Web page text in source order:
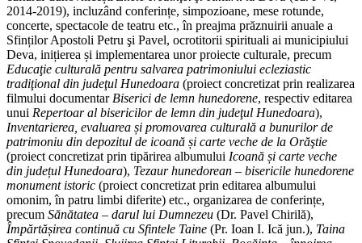
2014-2019), incluzând conferințe, simpozioane, mese rotunde,
concerte, spectacole de teatru etc., în preajma prăznuirii anuale a
Sfinților Apostoli Petru şi Pavel, ocrotitorii spirituali ai municipiului
Deva, inițierea și implementarea unor proiecte culturale, precum
Educaţie culturală pentru salvarea patrimoniului ecleziastic
tradiţional din judeţul Hunedoara (proiect concretizat prin realizarea
filmului documentar Biserici de lemn hunedorene, respectiv editarea
unui Repertoar al bisericilor de lemn din judeţul Hunedoara),
Inventarierea, evaluarea și promovarea culturală a bunurilor de
patrimoniu din depozitul de icoană și carte veche de la Orăştie
(proiect concretizat prin tipărirea albumului Icoană și carte veche
din județul Hunedoara), Tezaur hunedorean – bisericile hunedorene
monument istoric (proiect concretizat prin editarea albumului
omonim, în patru limbi diferite) etc., organizarea de conferințe,
precum Sănătatea – darul lui Dumnezeu (Dr. Pavel Chirilă),
Împărtășirea continuă cu Sfintele Taine (Pr. Ioan I. Ică jun.), Taina